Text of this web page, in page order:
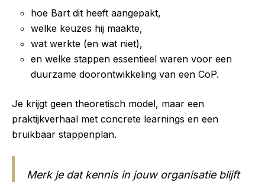
hoe Bart dit heeft aangepakt,
welke keuzes hij maakte,
wat werkte (en wat niet),
en welke stappen essentieel waren voor een
duurzame doorontwikkeling van een CoP.
Je krijgt geen theoretisch model, maar een
praktijkverhaal met concrete learnings en een
bruikbaar stappenplan.
Merk je dat kennis in jouw organisatie blijft